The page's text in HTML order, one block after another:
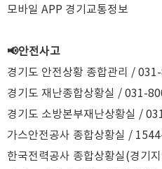
모바일 APP 경기교통정보
📢안전사고
경기도 안전상황 종합관리 /
경기도 재난종합상황실 / 031-
경기도 소방본부재난상황실 /
가스안전공사 종합상황실 /
한국전력공사 종합상황실(경기